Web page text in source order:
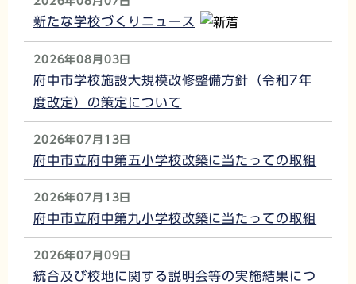
新たな学校づくりニュース
2026年08月03日
府中市学校施設大規模改修整備方針（令和7年
度改定）の策定について
2026年07月13日
府中市立府中第五小学校改築に当たっての取組
2026年07月13日
府中市立府中第九小学校改築に当たっての取組
2026年07月09日
統合及び校地に関する説明会等の実施結果につ